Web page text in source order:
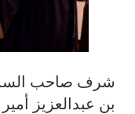
شرف صاحب السمو
بن عبدالعزيز